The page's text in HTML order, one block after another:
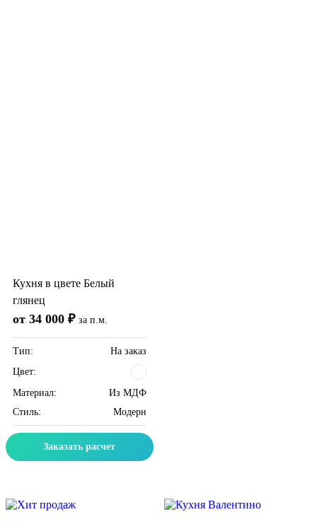
Кухня в цвете Белый
глянец
от 34 000 ₽ за п.м.
Тип:
На заказ
Цвет:
Материал:
Из МДФ
Стиль:
Модерн
Заказать расчет